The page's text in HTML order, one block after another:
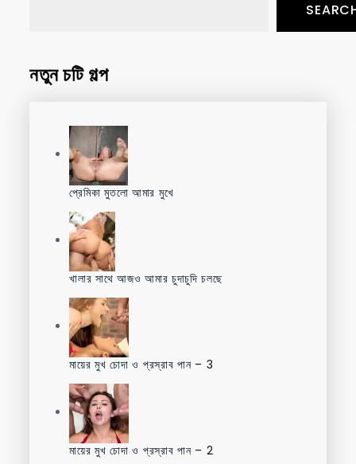
নতুন চটি গল্প
প্রেমিকা মুতলো আমার মুখে
খালার সাথে আজও আমার চুদাচুদি চলছে
মায়ের মুখ চোদা ও প্রস্রাব পান – 3
মায়ের মুখ চোদা ও প্রস্রাব পান – 2